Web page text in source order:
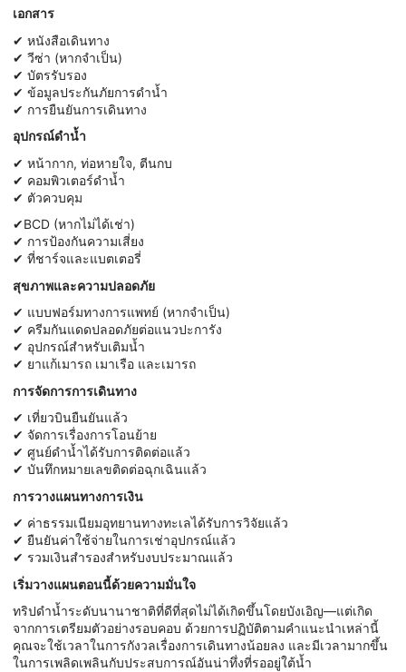
เอกสาร
✔ หนังสือเดินทาง
✔ วีซ่า (หากจำเป็น)
✔ บัตรรับรอง
✔ ข้อมูลประกันภัยการดำน้ำ
✔ การยืนยันการเดินทาง
อุปกรณ์ดำน้ำ
✔ หน้ากาก, ท่อหายใจ, ตีนกบ
✔ คอมพิวเตอร์ดำน้ำ
✔ ตัวควบคุม
✔BCD (หากไม่ได้เช่า)
✔ การป้องกันความเสี่ยง
✔ ที่ชาร์จและแบตเตอรี่
สุขภาพและความปลอดภัย
✔ แบบฟอร์มทางการแพทย์ (หากจำเป็น)
✔ ครีมกันแดดปลอดภัยต่อแนวปะการัง
✔ อุปกรณ์สำหรับเติมน้ำ
✔ ยาแก้เมารถ เมาเรือ และเมารถ
การจัดการการเดินทาง
✔ เที่ยวบินยืนยันแล้ว
✔ จัดการเรื่องการโอนย้าย
✔ ศูนย์ดำน้ำได้รับการติดต่อแล้ว
✔ บันทึกหมายเลขติดต่อฉุกเฉินแล้ว
การวางแผนทางการเงิน
✔ ค่าธรรมเนียมอุทยานทางทะเลได้รับการวิจัยแล้ว
✔ ยืนยันค่าใช้จ่ายในการเช่าอุปกรณ์แล้ว
✔ รวมเงินสำรองสำหรับงบประมาณแล้ว
เริ่มวางแผนตอนนี้ด้วยความมั่นใจ
ทริปดำน้ำระดับนานาชาติที่ดีที่สุดไม่ได้เกิดขึ้นโดยบังเอิญ—แต่เกิด
จากการเตรียมตัวอย่างรอบคอบ ด้วยการปฏิบัติตามคำแนะนำเหล่านี้
คุณจะใช้เวลาในการกังวลเรื่องการเดินทางน้อยลง และมีเวลามากขึ้น
ในการเพลิดเพลินกับประสบการณ์อันน่าทึ่งที่รออยู่ใต้น้ำ